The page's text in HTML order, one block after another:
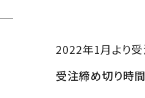
2022年1月より
受注締め切り時